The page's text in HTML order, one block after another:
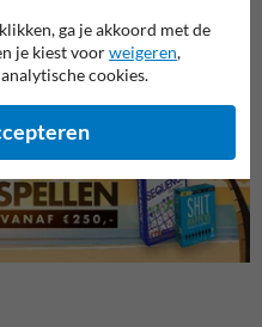
ga je akkoord met de
je kiest voorweigeren,
cookies.